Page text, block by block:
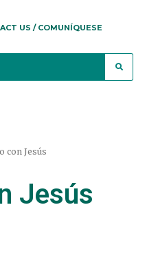
US / COMUNÍQUESE
con Jesús
Jesús